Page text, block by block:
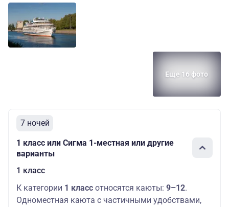
Еще 16 фото
7 ночей
1 класс или Сигма 1-местная или другие
варианты
1 класс
К категории 1 класс относятся каюты: 9–12.
Одноместная каюта с частичными удобствами,